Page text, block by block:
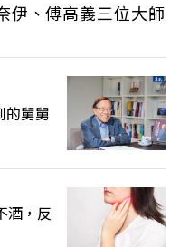
伊、傅高義三位大師
的舅舅
酒，反